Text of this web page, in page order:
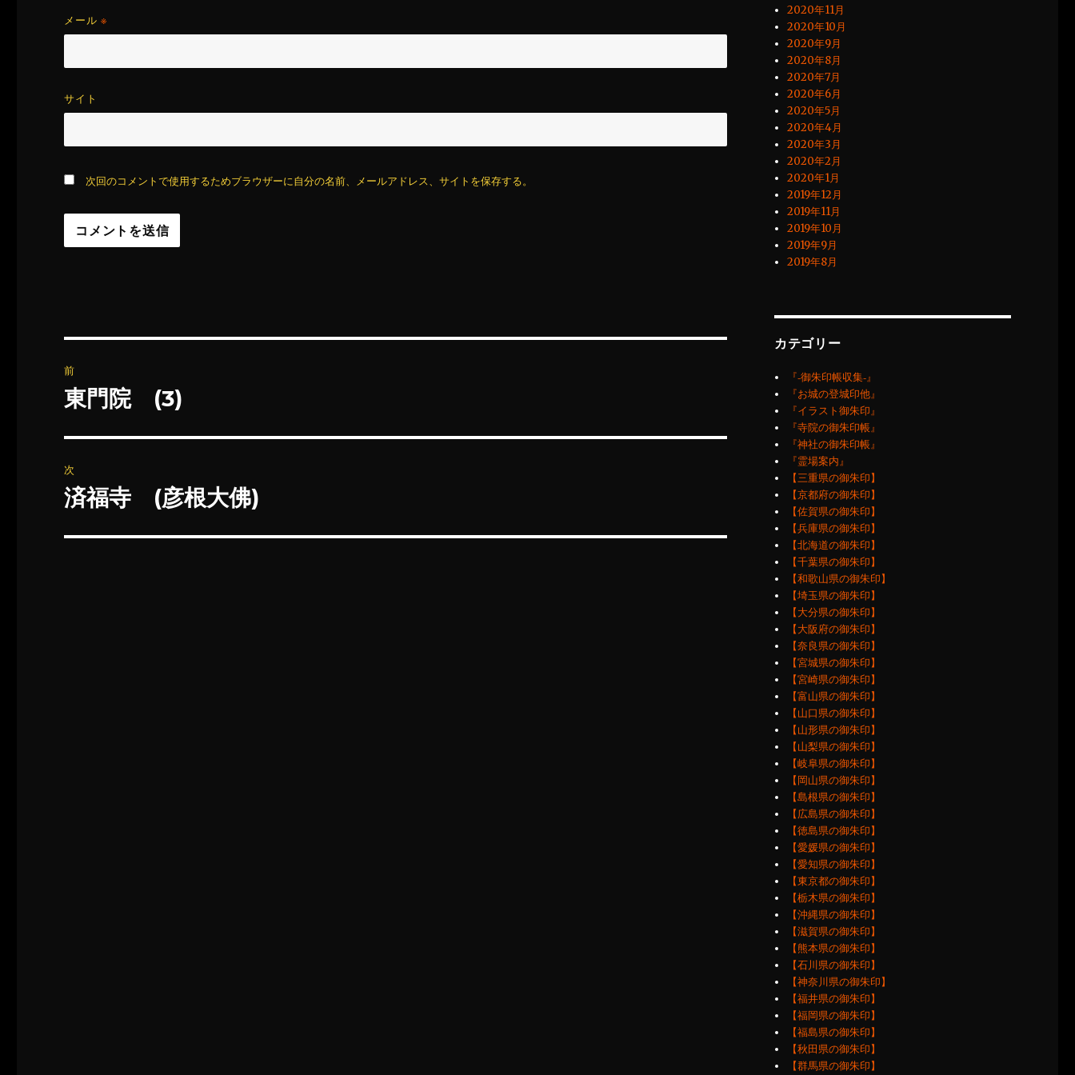
メール※
サイト
次回のコメントで使用するためブラウザーに自分の名前、メールアドレス、サイトを保存する。
稿
ゲ
前
前
投
稿:
東門院 (3)
次
次
投
済福寺 (彦根大佛)
2020年11月
2020年10月
2020年9月
2020年8月
2020年7月
2020年6月
2020年5月
2020年4月
2020年3月
2020年2月
2020年1月
2019年12月
2019年11月
2019年10月
2019年9月
2019年8月
カテゴリー
『‐御朱印帳収集‐』
『お城の登城印他』
『イラスト御朱印』
『寺院の御朱印帳』
『神社の御朱印帳』
『霊場案内』
【三重県の御朱印】
【京都府の御朱印】
【佐賀県の御朱印】
【兵庫県の御朱印】
【北海道の御朱印】
【千葉県の御朱印】
【和歌山県の御朱印】
【埼玉県の御朱印】
【大分県の御朱印】
【大阪府の御朱印】
【奈良県の御朱印】
【宮城県の御朱印】
【宮崎県の御朱印】
【富山県の御朱印】
【山口県の御朱印】
【山形県の御朱印】
【山梨県の御朱印】
【岐阜県の御朱印】
【岡山県の御朱印】
【島根県の御朱印】
【広島県の御朱印】
【徳島県の御朱印】
【愛媛県の御朱印】
【愛知県の御朱印】
【東京都の御朱印】
【栃木県の御朱印】
【沖縄県の御朱印】
【滋賀県の御朱印】
【熊本県の御朱印】
【石川県の御朱印】
【神奈川県の御朱印】
【福井県の御朱印】
【福岡県の御朱印】
【福島県の御朱印】
【秋田県の御朱印】
【群馬県の御朱印】